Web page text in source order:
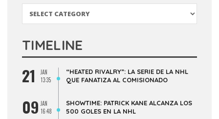
TIMELINE
21
JAN
13:35
“HEATED RIVALRY”: LA SERIE DE LA NHL
QUE FANATIZA AL COMISIONADO
09 JAN
16:48
SHOWTIME: PATRICK KANE ALCANZA LOS
500 GOLES EN LA NHL